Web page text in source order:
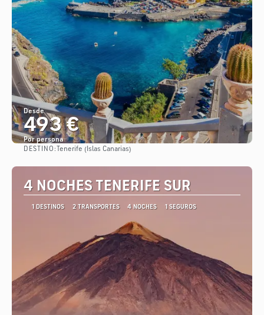
Desde
493 €
Por persona
Ver
DESTINO: Tenerife (Islas Canarias)
4 NOCHES TENERIFE SUR
1 DESTINOS 2 TRANSPORTES 4 NOCHES 1 SEGUROS